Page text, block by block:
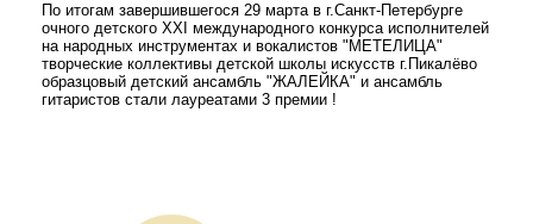
По итогам завершившегося 29 марта в г.Санкт-Петербурге
очного детского XXI международного конкурса исполнителей
на народных инструментах и вокалистов "МЕТЕЛИЦА"
творческие коллективы детской школы искусств г.Пикалёво
образцовый детский ансамбль "ЖАЛЕЙКА" и ансамбль
гитаристов стали лауреатами 3 премии !